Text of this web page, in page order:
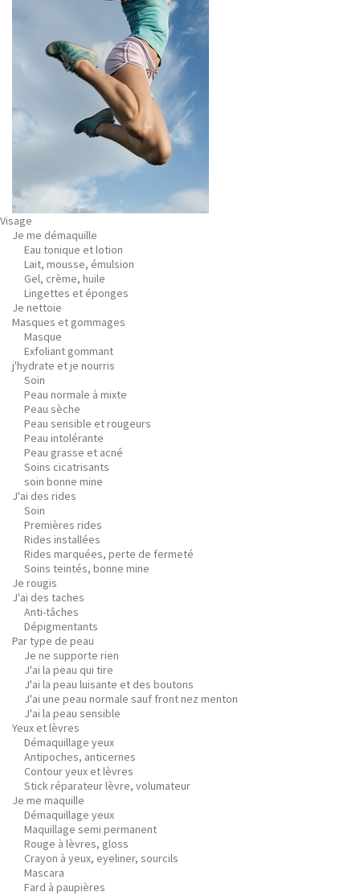
Visage
Je me démaquille
Eau tonique et lotion
Lait, mousse, émulsion
Gel, crème, huile
Lingettes et éponges
Je nettoie
Masques et gommages
Masque
Exfoliant gommant
j'hydrate et je nourris
Soin
Peau normale à mixte
Peau sèche
Peau sensible et rougeurs
Peau intolérante
Peau grasse et acné
Soins cicatrisants
soin bonne mine
J'ai des rides
Soin
Premières rides
Rides installées
Rides marquées, perte de fermeté
Soins teintés, bonne mine
Je rougis
J'ai des taches
Anti-tâches
Dépigmentants
Par type de peau
Je ne supporte rien
J'ai la peau qui tire
J'ai la peau luisante et des boutons
J'ai une peau normale sauf front nez menton
J'ai la peau sensible
Yeux et lèvres
Démaquillage yeux
Antipoches, anticernes
Contour yeux et lèvres
Stick réparateur lèvre, volumateur
Je me maquille
Démaquillage yeux
Maquillage semi permanent
Rouge à lèvres, gloss
Crayon à yeux, eyeliner, sourcils
Mascara
Fard à paupières